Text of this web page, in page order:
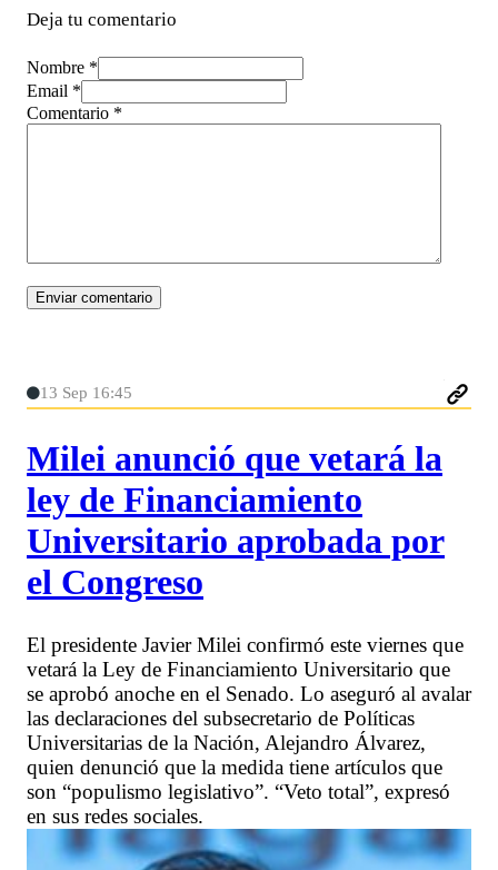
Deja tu comentario
Nombre *
Email *
Comentario *
13 Sep 16:45
Milei anunció que vetará la
ley de Financiamiento
Universitario aprobada por
el Congreso
El presidente Javier Milei confirmó este viernes que
vetará la Ley de Financiamiento Universitario que
se aprobó anoche en el Senado. Lo aseguró al avalar
las declaraciones del subsecretario de Políticas
Universitarias de la Nación, Alejandro Álvarez,
quien denunció que la medida tiene artículos que
son “populismo legislativo”. “Veto total”, expresó
en sus redes sociales.